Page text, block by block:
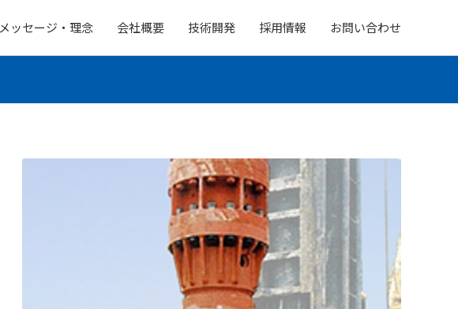
メッセージ・理念 会社概要 技術開発 採用情報 お問い合わせ